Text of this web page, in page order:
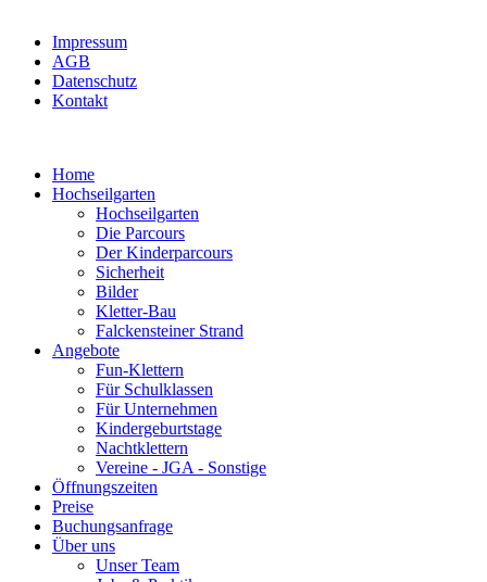
Impressum
AGB
Datenschutz
Kontakt
Home
Hochseilgarten
Hochseilgarten
Die Parcours
Der Kinderparcours
Sicherheit
Bilder
Kletter-Bau
Falckensteiner Strand
Angebote
Fun-Klettern
Für Schulklassen
Für Unternehmen
Kindergeburtstage
Nachtklettern
Vereine - JGA - Sonstige
Öffnungszeiten
Preise
Buchungsanfrage
Über uns
Unser Team